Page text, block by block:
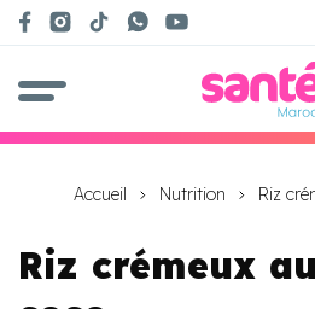
Accueil Nutrition Riz
Riz crémeux